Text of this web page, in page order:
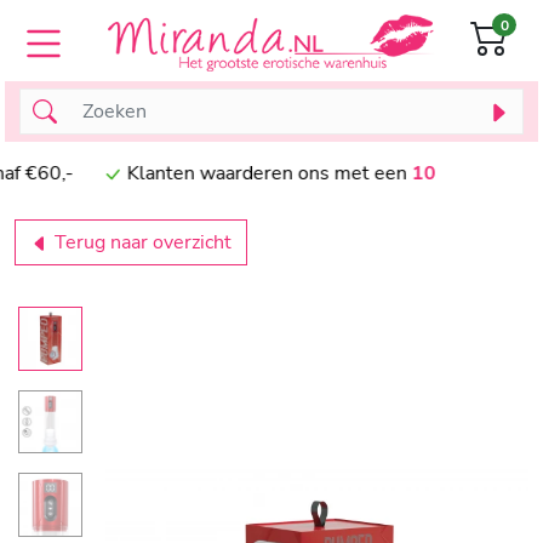
€60,- Klanten waarderen ons met een
0
Terug naar overzicht